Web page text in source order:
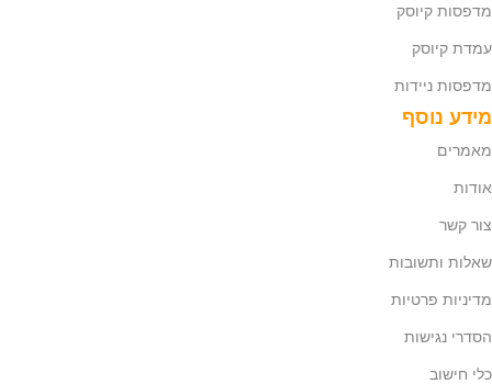
מדפסות קיוסק
עמדת קיוסק
מדפסות ניידות
מידע נוסף
מאמרים
אודות
צור קשר
שאלות ותשובות
מדיניות פרטיות
הסדרי נגישות
כלי חישוב